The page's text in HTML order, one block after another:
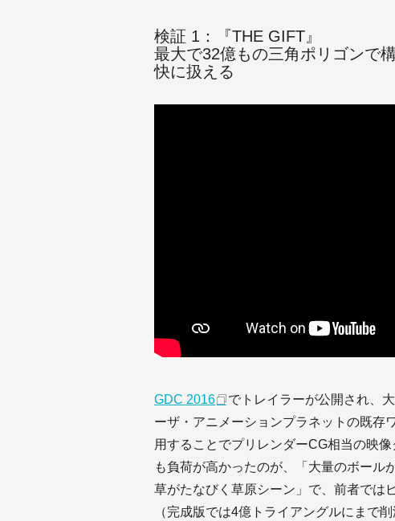
検証 1：『THE GIFT』
最大で32億もの三角ポリゴンで
快に扱える
GDC 2016
でトレイラーが公開され、
ーザ・アニメーションプラネットの既存
用することでプリレンダーCG相当の映
も負荷が高かったのが、「大量のボール
草がたなびく草原シーン」で、前者では
（完成版では4億トライアングルにまで